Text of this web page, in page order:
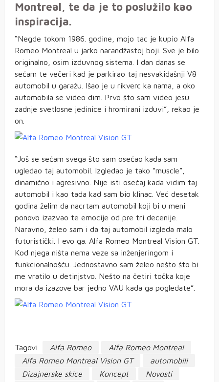
Montreal, te da je to poslužilo kao
inspiracija.
“Negde tokom 1986. godine, mojo tac je kupio Alfa
Romeo Montreal u jarko narandžastoj boji. Sve je bilo
originalno, osim izduvnog sistema. I dan danas se
sećam te večeri kad je parkirao taj nesvakidašnji V8
automobil u garažu. Išao je u rikverc ka nama, a oko
automobila se video dim. Prvo što sam video jesu
zadnje svetlosne jedinice i hromirani izduvi”, rekao je
on.
“Još se sećam svega što sam osećao kada sam
ugledao taj automobil. Izgledao je tako “muscle”,
dinamično i agresivno. Nije isti osećaj kada vidim taj
automobil i kao tada kad sam bio klinac. Već desetak
godina želim da nacrtam automobil koji bi u meni
ponovo izazvao te emocije od pre tri decenije.
Naravno, želeo sam i da taj automobil izgleda malo
futuristički. I evo ga. Alfa Romeo Montreal Vision GT.
Kod njega ništa nema veze sa inženjeringom i
funkcionalnošću. Jednostavno sam želeo nešto što bi
me vratilo u detinjstvo. Nešto na četiri točka koje
mora da izazove bar jedno VAU kada ga pogledate”.
Tagovi Alfa Romeo
Alfa Romeo Montreal
Alfa Romeo Montreal Vision GT
automobili
Dizajnerske skice
Koncept Novosti